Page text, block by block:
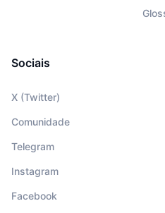
Sociais
X (Twitter)
Comunidade
Telegram
Instagram
Facebook